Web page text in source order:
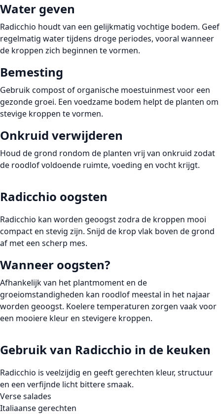
Water geven
Radicchio houdt van een gelijkmatig vochtige bodem. Geef
regelmatig water tijdens droge periodes, vooral wanneer
de kroppen zich beginnen te vormen.
Bemesting
Gebruik compost of organische moestuinmest voor een
gezonde groei. Een voedzame bodem helpt de planten om
stevige kroppen te vormen.
Onkruid verwijderen
Houd de grond rondom de planten vrij van onkruid zodat
de roodlof voldoende ruimte, voeding en vocht krijgt.
Radicchio oogsten
Radicchio kan worden geoogst zodra de kroppen mooi
compact en stevig zijn. Snijd de krop vlak boven de grond
af met een scherp mes.
Wanneer oogsten?
Afhankelijk van het plantmoment en de
groeiomstandigheden kan roodlof meestal in het najaar
worden geoogst. Koelere temperaturen zorgen vaak voor
een mooiere kleur en stevigere kroppen.
Gebruik van Radicchio in de keuken
Radicchio is veelzijdig en geeft gerechten kleur, structuur
en een verfijnde licht bittere smaak.
Verse salades
Italiaanse gerechten